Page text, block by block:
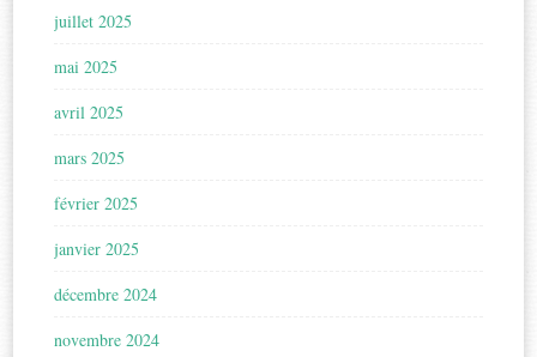
juillet 2025
mai 2025
avril 2025
mars 2025
février 2025
janvier 2025
décembre 2024
novembre 2024